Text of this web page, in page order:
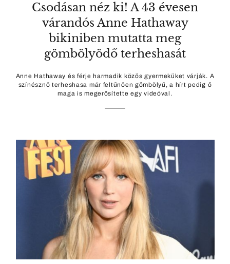
Csodásan néz ki! A 43 évesen
várandós Anne Hathaway
bikiniben mutatta meg
gömbölyödő terheshasát
Anne Hathaway és férje harmadik közös gyermeküket várják. A
színésznő terheshasa már feltűnően gömbölyű, a hírt pedig ő
maga is megerősítette egy videóval.